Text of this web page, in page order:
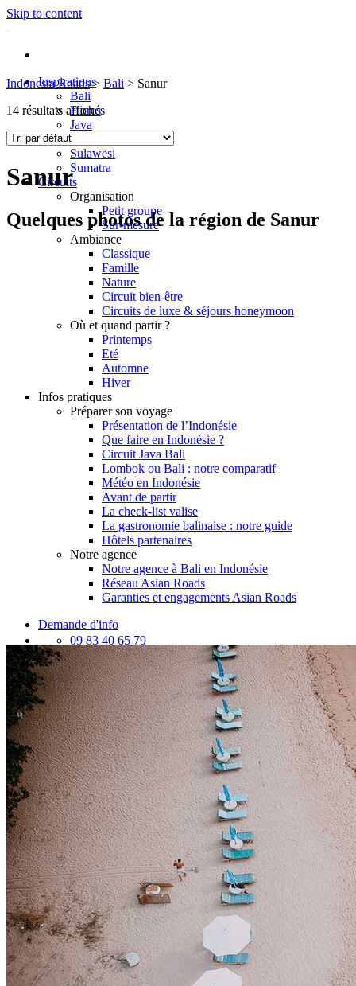
Skip to content
Inspirations
Bali
Flores
Java
Lombok
Sulawesi
Sumatra
Circuits
Organisation
Petit groupe
Sur-mesure
Ambiance
Classique
Famille
Nature
Circuit bien-être
Circuits de luxe & séjours honeymoon
Où et quand partir ?
Printemps
Eté
Automne
Hiver
Infos pratiques
Préparer son voyage
Présentation de l’Indonésie
Que faire en Indonésie ?
Circuit Java Bali
Lombok ou Bali : notre comparatif
Météo en Indonésie
Avant de partir
La check-list valise
La gastronomie balinaise : notre guide
Hôtels partenaires
Notre agence
Notre agence à Bali en Indonésie
Réseau Asian Roads
Garanties et engagements Asian Roads
Demande d'info
09 83 40 65 79
Indonesia Roads > Bali > Sanur
14 résultats affichés
Sanur
Quelques photos de la région de Sanur